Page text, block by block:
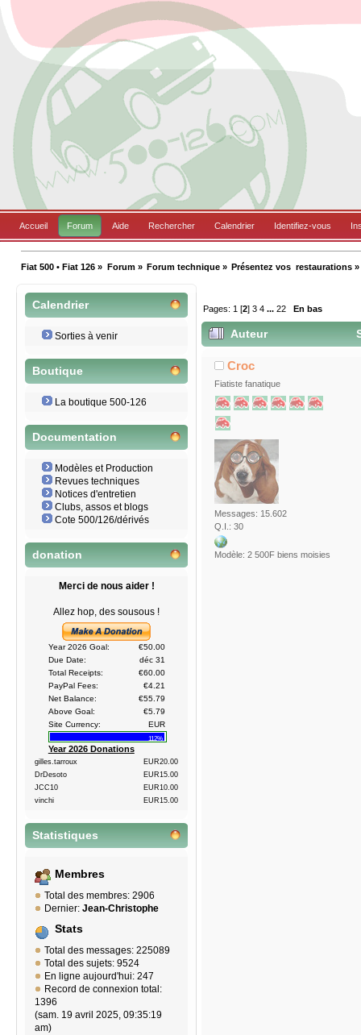
Accueil Forum Aide Rechercher Calendrier Identifiez-vous
Fiat 500 • Fiat 126 » Forum» Forum technique» Présentez vos  restaurations »
Calendrier
Sorties à venir
Boutique
La boutique 500-126
Documentation
Modèles et Production
Revues techniques
Notices d'entretien
Clubs, assos et blogs
Cote 500/126/dérivés
donation
Merci de nous aider !
Allez hop, des sousous !
Year 2026 Goal:
€50.00
Due Date:
déc 31
Total Receipts:
€60.00
PayPal Fees:
€4.21
Net Balance:
€55.79
Above Goal:
€5.79
Site Currency:
EUR
112%
Year 2026 Donations
gilles.tarroux
EUR20.00
DrDesoto
EUR15.00
JCC10
EUR10.00
vinchi
EUR15.00
Statistiques
Membres
Total des membres: 2906
Dernier: Jean-Christophe
Stats
Total des messages: 225089
Total des sujets: 9524
En ligne aujourd'hui: 247
Record de connexion total:
1396
(sam. 19 avril 2025, 09:35:19
am)
Pages: 1 [2]3 4 ...22 En bas
Auteur
Croc
Fiatiste fanatique
Messages: 15.602
Q.I.: 30
Modèle: 2 500F biens moisies